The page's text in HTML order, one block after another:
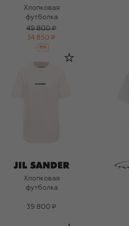
Хлопковая
футболка
49 800 ₽
34 850 ₽
-30%
Хлопковая
футболка
39 800 ₽